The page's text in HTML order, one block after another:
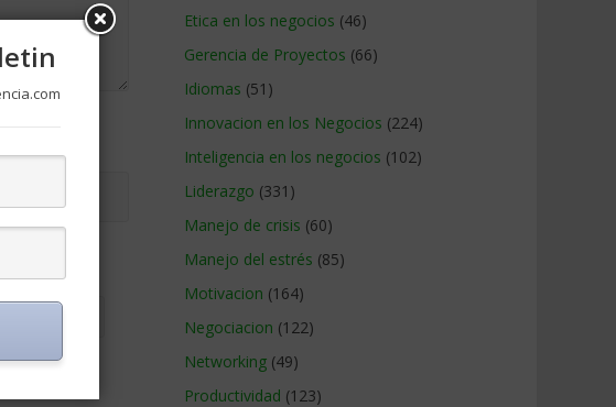
Etica en los negocios (46)
Gerencia de Proyectos (66)
Idiomas (51)
Innovacion en los Negocios (224)
Inteligencia en los negocios (102)
Liderazgo (331)
Manejo de crisis (60)
Manejo del estrés (85)
Motivacion (164)
Negociacion (122)
Networking (49)
Productividad (123)